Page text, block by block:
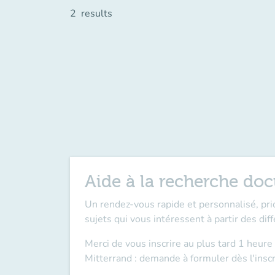
2 results
Aide à la recherche
Un rendez-vous rapide et personnalisé,
sujets qui vous intéressent à partir des
Merci de vous inscrire au plus tard 1
Mitterrand : demande à formuler dès